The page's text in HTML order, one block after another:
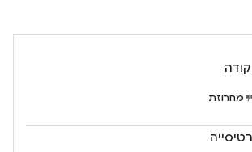
מחרוזת